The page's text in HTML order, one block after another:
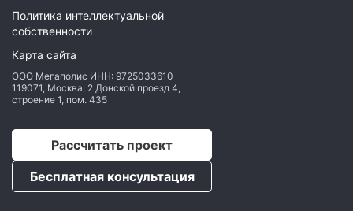
Политика интеллектуальной
собственности
Карта сайта
ООО Мегаполис ИНН: 9725033610
119071, Москва, 2 Донской проезд 4,
строение 1, пом. 435
Рассчитать проект
Бесплатная консультация